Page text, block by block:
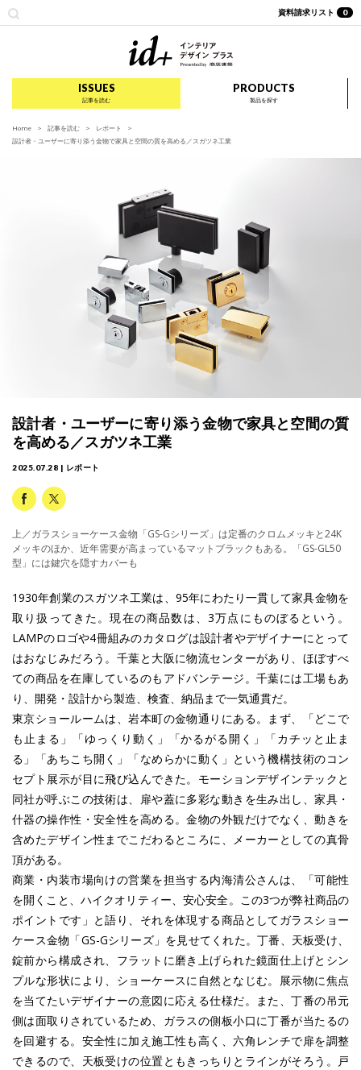
資料請求リスト 0
ISSUES
記事を読む
PRODUCTS
製品を探す
Home 記事を読む
レポート
設計者・ユーザーに寄り添う金物で家具と空間の質を高める／スガツネ工業
設計者・ユーザーに寄り添う金物で家具と空間の質
を高める／スガツネ工業
2025.07.28 | レポート
上／ガラスショーケース金物「GS-Gシリーズ」は定番のクロムメッキと24K
メッキのほか、近年需要が高まっているマットブラックもある。「GS-GL50
型」には鍵穴を隠すカバーも
1930年創業のスガツネ工業は、95年にわたり一貫して家具金物を
取り扱ってきた。現在の商品数は、3万点にものぼるという。
LAMPのロゴや4冊組みのカタログは設計者やデザイナーにとって
はおなじみだろう。千葉と大阪に物流センターがあり、ほぼすべ
ての商品を在庫しているのもアドバンテージ。千葉には工場もあ
り、開発・設計から製造、検査、納品まで一気通貫だ。
東京ショールームは、岩本町の金物通りにある。まず、「どこで
も止まる」「ゆっくり動く」「かるがる開く」「カチッと止ま
る」「あちこち開く」「なめらかに動く」という機構技術のコン
セプト展示が目に飛び込んできた。モーションデザインテックと
同社が呼ぶこの技術は、扉や蓋に多彩な動きを生み出し、家具・
什器の操作性・安全性を高める。金物の外観だけでなく、動きを
含めたデザイン性までこだわるところに、メーカーとしての真骨
頂がある。
商業・内装市場向けの営業を担当する内海清公さんは、「可能性
を開くこと、ハイクオリティー、安心安全。この3つが弊社商品の
ポイントです」と語り、それを体現する商品としてガラスショー
ケース金物「GS-Gシリーズ」を見せてくれた。丁番、天板受け、
錠前から構成され、フラットに磨き上げられた鏡面仕上げとシン
プルな形状により、ショーケースに自然となじむ。展示物に焦点
を当てたいデザイナーの意図に応える仕様だ。また、丁番の吊元
側は面取りされているため、ガラスの側板小口に丁番が当たるの
を回避する。安全性に加え施工性も高く、六角レンチで扉を調整
できるので、天板受けの位置ともきっちりとラインがそろう。戸